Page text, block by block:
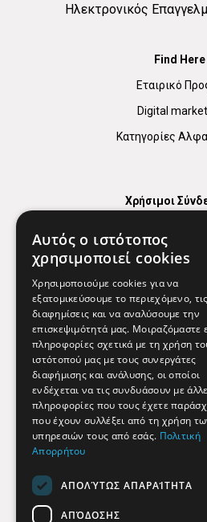
Ηλεκτρονικός
Find Here
Εταιρικό
Digital
Κατηγορίες
Χρήσιμοι
Χρήσιμα
Εφημερεύοντα
Απόρρητο
Όροι Χρήσης
Πολιτική
Findhere
Social
Αυτός ο ιστότοπος
χρησιμοποιεί cookies
Χρησιμοποιούμε cookies για να
εξατομικεύσουμε το περιεχόμενο, τις
διαφημίσεις και να αναλύσουμε την
επισκεψιμότητά μας. Μοιραζόμαστε
πληροφορίες σχετικά με τη χρήση
ιστότοπού μας με τους συνεργάτες
διαφήμισης και ανάλυσης, οι οποίοι
ενδέχεται να τις συνδυάσουν με
πληροφορίες που τους έχετε
που έχουν συλλέξει από τη χρήση
υπηρεσιών τους από εσάς. Πολιτική
Απορρήτου
ΑΠΟΛΎΤΩΣ ΑΠΑΡΑΊΤΗΤΑ
ΑΠΌΔΟΣΗΣ